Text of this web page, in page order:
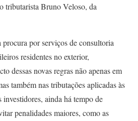
tributarista Bruno Veloso, da
por serviços de consultoria
residentes no exterior,
dessas novas regras não apenas em
também nas tributações aplicadas às
investidores, ainda há tempo de
penalidades maiores, como as